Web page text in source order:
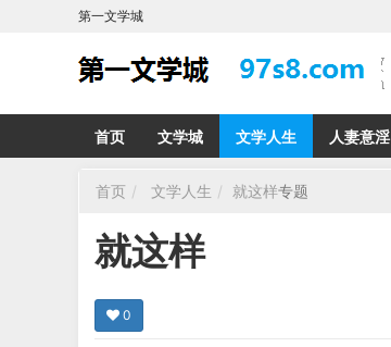
第一文学城
首页 文学城 文学人生 人妻意淫
首页 文学人生 就这样专题
就这样
0